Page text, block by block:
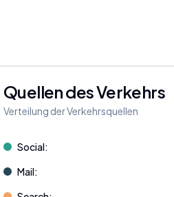
Quellen des Verkehrs
Verteilung der Verkehrsquellen
Social:
Mail: